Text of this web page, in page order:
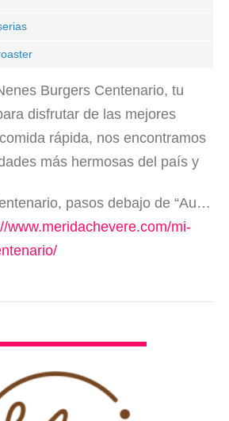
Burgers Centenario, tu
disfrutar de las mejores
rápida, nos encontramos
más hermosas del país y
pasos debajo de “Autovial” Antigua Pollera. Mérida- Edo. Mérida. Venezuela.
www.meridachevere.com/mi-